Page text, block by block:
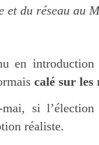
et du réseau au
en
calé sur les
si
réaliste.